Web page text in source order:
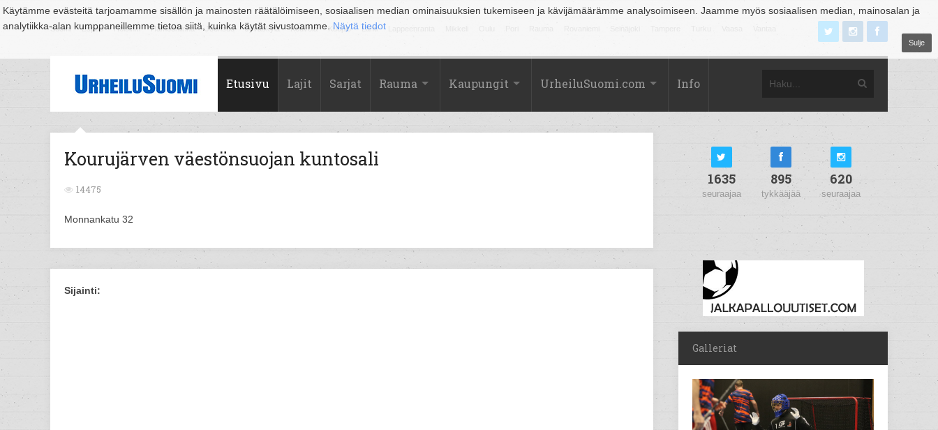
Käytämme evästeitä tarjoamamme sisällön ja mainosten räätälöimiseen, sosiaalisen median ominaisuuksien tukemiseen ja kävijämäärämme analysoimiseen. Jaamme myös sosiaalisen median, mainosalan ja
analytiikka-alan kumppaneillemme tietoa siitä, kuinka käytät sivustoamme. Näytä tiedot
Sulje
Suomi Espoo Helsinki Hämeenlinna Joensuu Jyväskylä Kouvola Kuopio Lahti
Etusivu Lajit Sarjat Rauma Kaupungit UrheiluSuomi.com Info
Kourujärven väestönsuojan kuntosali
14475
Monnankatu 32
Sijainti:
1635
seuraajaa
895
tykkääjää
620
seuraajaa
Galleriat